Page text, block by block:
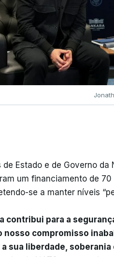
de Estado e de Governo da
um financiamento de
se a manter níveis
contribui para a
nosso compromisso
sua liberdade,